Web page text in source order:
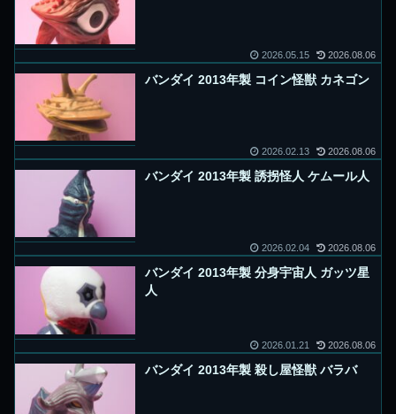
2026.05.15 2026.08.06
バンダイ 2013年製 コイン怪獣 カネゴン
2026.02.13 2026.08.06
バンダイ 2013年製 誘拐怪人 ケムール人
2026.02.04 2026.08.06
バンダイ 2013年製 分身宇宙人 ガッツ星
人
2026.01.21 2026.08.06
バンダイ 2013年製 殺し屋怪獣 バラバ